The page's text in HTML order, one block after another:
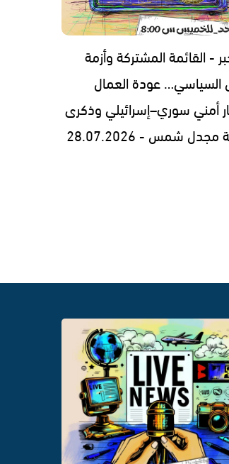
- القائمة المشتركة وأزمة
السياسي… عودة العمال
أمني سوري–إسرائيلي وذكرى
شمس - 28.07.2026